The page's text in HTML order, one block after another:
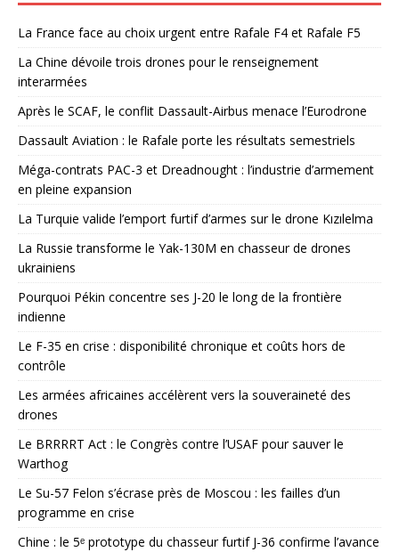
La France face au choix urgent entre Rafale F4 et Rafale F5
La Chine dévoile trois drones pour le renseignement
interarmées
Après le SCAF, le conflit Dassault-Airbus menace l’Eurodrone
Dassault Aviation : le Rafale porte les résultats semestriels
Méga-contrats PAC-3 et Dreadnought : l’industrie d’armement
en pleine expansion
La Turquie valide l’emport furtif d’armes sur le drone Kızılelma
La Russie transforme le Yak-130M en chasseur de drones
ukrainiens
Pourquoi Pékin concentre ses J-20 le long de la frontière
indienne
Le F-35 en crise : disponibilité chronique et coûts hors de
contrôle
Les armées africaines accélèrent vers la souveraineté des
drones
Le BRRRRT Act : le Congrès contre l’USAF pour sauver le
Warthog
Le Su-57 Felon s’écrase près de Moscou : les failles d’un
programme en crise
Chine : le 5ᵉ prototype du chasseur furtif J-36 confirme l’avance